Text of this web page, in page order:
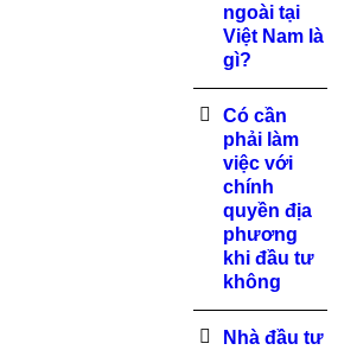
ngoài tại
Việt Nam là
gì?
Có cần
phải làm
việc với
chính
quyền địa
phương
khi đầu tư
không
Nhà đầu tư